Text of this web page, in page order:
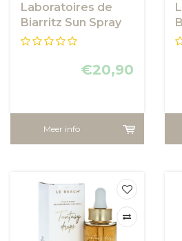
Laboratoires de
Biarritz Sun Spray
SPF30
€20,90
Meer info